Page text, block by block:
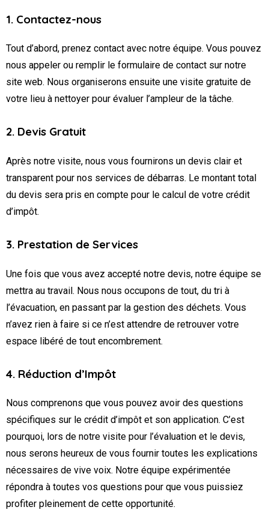
1. Contactez-nous
Tout d’abord, prenez contact avec notre équipe. Vous pouvez
nous appeler ou remplir le formulaire de contact sur notre
site web. Nous organiserons ensuite une visite gratuite de
votre lieu à nettoyer pour évaluer l’ampleur de la tâche.
2. Devis Gratuit
Après notre visite, nous vous fournirons un devis clair et
transparent pour nos services de débarras. Le montant total
du devis sera pris en compte pour le calcul de votre crédit
d’impôt.
3. Prestation de Services
Une fois que vous avez accepté notre devis, notre équipe se
mettra au travail. Nous nous occupons de tout, du tri à
l’évacuation, en passant par la gestion des déchets. Vous
n’avez rien à faire si ce n’est attendre de retrouver votre
espace libéré de tout encombrement.
4. Réduction d’Impôt
Nous comprenons que vous pouvez avoir des questions
spécifiques sur le crédit d’impôt et son application. C’est
pourquoi, lors de notre visite pour l’évaluation et le devis,
nous serons heureux de vous fournir toutes les explications
nécessaires de vive voix. Notre équipe expérimentée
répondra à toutes vos questions pour que vous puissiez
profiter pleinement de cette opportunité.